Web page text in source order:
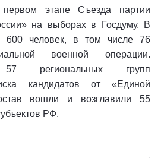
этапе Съезда партии
на выборах в Госдуму. В
600 человек, в том числе 76
военной операции.
региональных групп
кандидатов от «Единой
вошли и возглавили 55
РФ.